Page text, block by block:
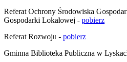
Referat Ochrony Środowiska
Gospodarki Lokalowej - pobierz
Referat Rozwoju - pobierz
Gminna Biblioteka Publiczna w